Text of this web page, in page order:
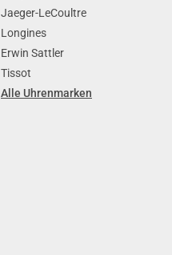
Jaeger-LeCoultre
Longines
Erwin Sattler
Tissot
Alle Uhrenmarken